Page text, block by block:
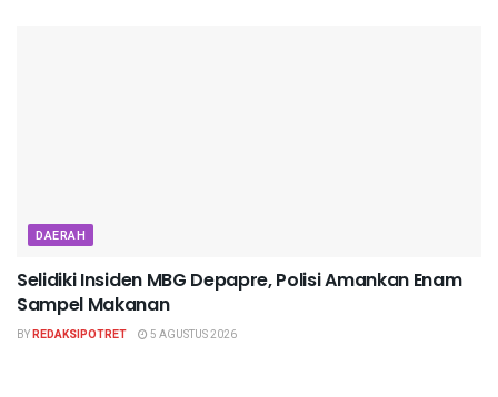
DAERAH
Selidiki Insiden MBG Depapre, Polisi Amankan Enam
Sampel Makanan
BYREDAKSIPOTRET 5 AGUSTUS 2026